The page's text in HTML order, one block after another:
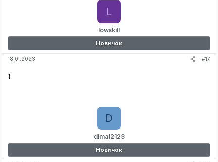
lowskill
L
Новичок
18.01.2023 #17
1
dima12123
D
Новичок